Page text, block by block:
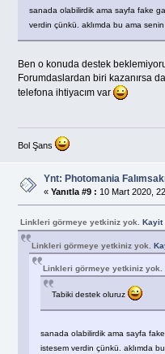
sanada olabilirdik ama sayfa fake
verdin çünkü. aklımda bu ama
Ben o konuda destek
Forumdaslardan biri kazanırsa
telefona ihtiyacım var
Bol Şans
Ynt: Photomania
« Yanıtla #9 : 10 Mart 2020,
Linkleri görmeye yetkiniz yok. Kayit
Linkleri görmeye yetkiniz yok.
Linkleri görmeye yetkiniz yok.
Tabiki destek oluruz
sanada olabilirdik ama sayfa
istesem verdin çünkü. aklımda